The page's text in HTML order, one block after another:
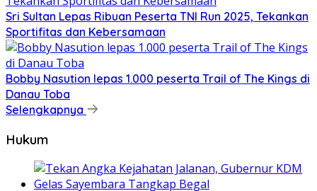
Sri Sultan Lepas Ribuan Peserta TNI Run 2025, Tekankan
Sportifitas dan Kebersamaan
Bobby Nasution lepas 1.000 peserta Trail of The Kings di
Danau Toba
Selengkapnya
Hukum